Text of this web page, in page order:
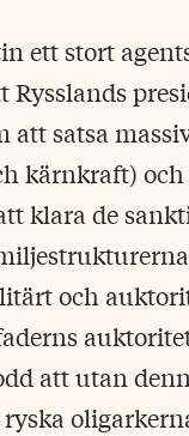
ett stort
satsa
kärnkraft) och
klara de
och
att utan